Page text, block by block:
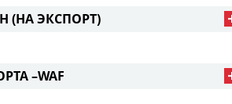
(НА ЭКСПОРТ)
–WAF